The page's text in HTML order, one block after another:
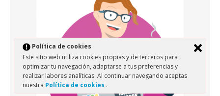
Política de cookies
Este sitio web utiliza cookies propias y de terceros para
optimizar tu navegación, adaptarse a tus preferencias y
realizar labores analíticas. Al continuar navegando aceptas
nuestra Política de cookies .